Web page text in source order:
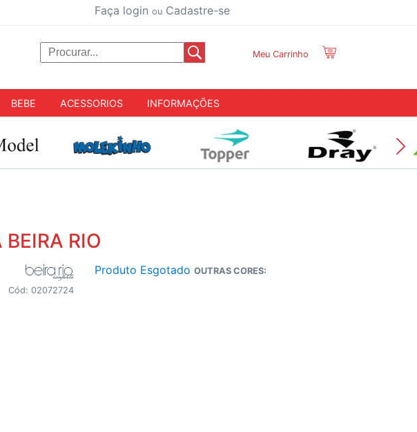
Faça login ou Cadastre-se
Meu Carrinho
BEBE ACESSORIOS INFORMAÇÕES
RIO
Cód: 02072724
Produto Esgotado OUTRAS CORES: